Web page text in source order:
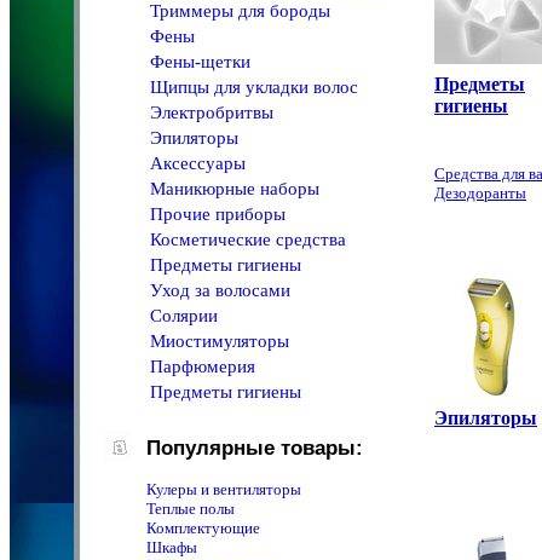
Триммеры для бороды
Фены
Фены-щетки
Щипцы для укладки волос
Электробритвы
Эпиляторы
Аксессуары
Маникюрные наборы
Прочие приборы
Косметические средства
Предметы гигиены
Уход за волосами
Солярии
Миостимуляторы
Парфюмерия
Предметы гигиены
Популярные товары:
Кулеры и вентиляторы
Теплые полы
Комплектующие
Шкафы
Предметы
гигиены
Средства для
Дезодоранты
Эпиляторы